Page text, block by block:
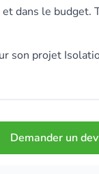
dans le budget.
son projet
Demander un